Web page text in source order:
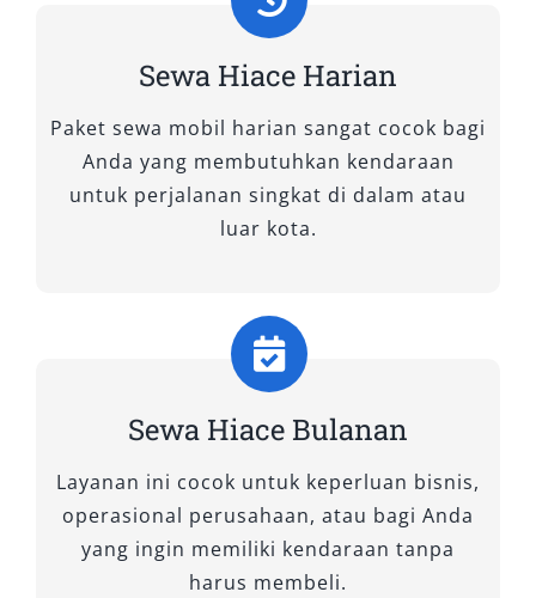
dalam konsumsi bahan bakar, menjadikannya
dalam kota. Fitur hiburan modern seperti
sistem audio berkualitas turut menambah
kesan menyenangkan selama di perjalanan. Tak
heran jika rental mobil Hiace tipe ini banyak
dipilih untuk perjalanan wisata antar kota
2. Hiace Premio Luxury
Jika Anda menginginkan pengalaman
Luxury adalah jawabannya. Dengan kapasitas
9–11 penumpang, tipe ini mengedepankan
kenyamanan personal dan suasana kabin yang
mewah. Kursi captain seat yang dapat diatur
kemiringannya memberikan ruang gerak lega
Sewa Hiace Harian
Paket sewa mobil harian sangat cocok bagi
Anda yang membutuhkan kendaraan
untuk perjalanan singkat di dalam atau
luar kota.
Sewa Hiace Bulanan
Layanan ini cocok untuk keperluan bisnis,
operasional perusahaan, atau bagi Anda
yang ingin memiliki kendaraan tanpa
harus membeli.